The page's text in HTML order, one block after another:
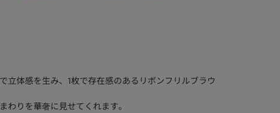
立体感を生み、1枚で存在感のあるリボンフリルブラウ
わりを華奢に見せてくれます。